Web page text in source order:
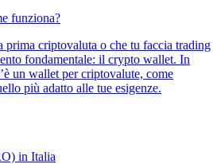
funziona?
prima criptovaluta o che tu faccia trading
fondamentale: il crypto wallet. In
un wallet per criptovalute, come
più adatto alle tue esigenze.
in Italia